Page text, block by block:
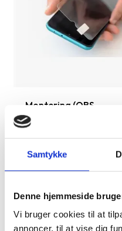
Samtykke
Denne hjemmeside
Vi bruger cookies til at
annoncer, til at vise dig
Montering (OBS.
skærmbeskyttelse IKKE
99 kr.